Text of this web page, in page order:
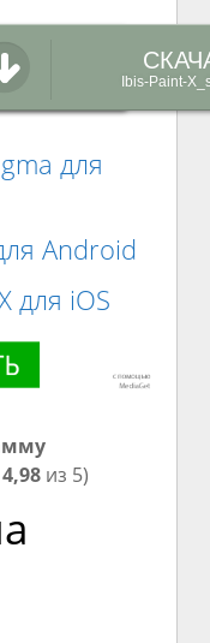
X.exe Ibis-Paint-
для
Android
для iOS
4,98 из 5)